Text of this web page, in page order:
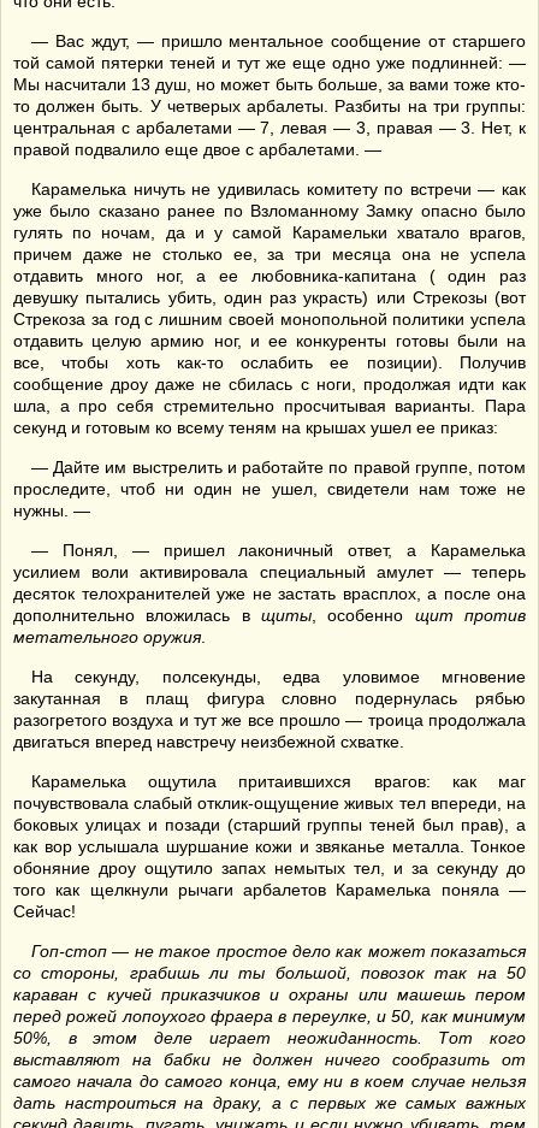
— Вас ждут, — пришло ментальное сообщение от старшего
той самой пятерки теней и тут же еще одно уже подлинней: —
Мы насчитали 13 душ, но может быть больше, за вами тоже кто-
то должен быть. У четверых арбалеты. Разбиты на три группы:
центральная с арбалетами — 7, левая — 3, правая — 3. Нет, к
правой подвалило еще двое с арбалетами. —
Карамелька ничуть не удивилась комитету по встречи — как
уже было сказано ранее по Взломанному Замку опасно было
гулять по ночам, да и у самой Карамельки хватало врагов,
причем даже не столько ее, за три месяца она не успела
отдавить много ног, а ее любовника-капитана ( один раз
девушку пытались убить, один раз украсть) или Стрекозы (вот
Стрекоза за год с лишним своей монопольной политики успела
отдавить целую армию ног, и ее конкуренты готовы были на
все, чтобы хоть как-то ослабить ее позиции). Получив
сообщение дроу даже не сбилась с ноги, продолжая идти как
шла, а про себя стремительно просчитывая варианты. Пара
секунд и готовым ко всему теням на крышах ушел ее приказ:
— Дайте им выстрелить и работайте по правой группе, потом
проследите, чтоб ни один не ушел, свидетели нам тоже не
нужны. —
— Понял, — пришел лаконичный ответ, а Карамелька
усилием воли активировала специальный амулет — теперь
десяток телохранителей уже не застать врасплох, а после она
дополнительно вложилась в щиты , особенно щит
против
метательного оружия.
На секунду, полсекунды, едва уловимое мгновение
закутанная в плащ фигура словно подернулась рябью
разогретого воздуха и тут же все прошло — троица продолжала
двигаться вперед навстречу неизбежной схватке.
Карамелька ощутила притаившихся врагов: как маг
почувствовала слабый отклик-ощущение живых тел впереди, на
боковых улицах и позади (старший группы теней был прав), а
как вор услышала шуршание кожи и звяканье металла. Тонкое
обоняние дроу ощутило запах немытых тел, и за секунду до
того как щелкнули рычаги арбалетов Карамелька поняла —
Сейчас!
Гоп-стоп — не такое простое дело как может показаться
со стороны, грабишь ли ты большой, повозок так на 50
караван с кучей приказчиков и охраны или машешь пером
перед рожей лопоухого фраера в переулке, и 50, как минимум
50%, в этом деле играет неожиданность. Тот кого
выставляют на бабки не должен ничего сообразить от
самого начала до самого конца, ему ни в коем случае нельзя
дать настроиться на драку, а с первых же самых важных